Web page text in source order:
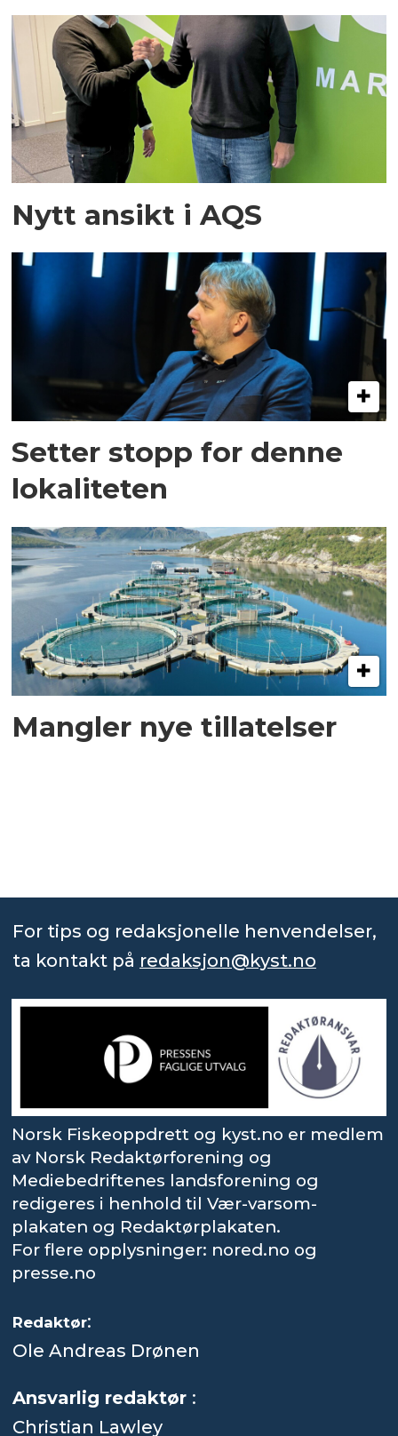
Nytt ansikt i AQS
Setter stopp for denne
lokaliteten
Mangler nye tillatelser
For tips og redaksjonelle henvendelser,
ta kontakt på redaksjon@kyst.no
Norsk Fiskeoppdrett og kyst.no er medlem
av Norsk Redaktørforening og
Mediebedriftenes landsforening og
redigeres i henhold til Vær-varsom-
plakaten og Redaktørplakaten.
For flere opplysninger: nored.no og
presse.no
Redaktør:
Ole Andreas Drønen
Ansvarlig redaktør :
Christian Lawley